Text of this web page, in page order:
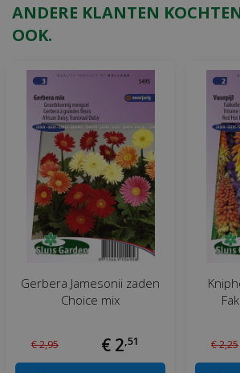
ANDERE KLANTEN
OOK.
Gerbera Jamesonii zaden
Choice mix
€2,95 € 2,51 €2,25